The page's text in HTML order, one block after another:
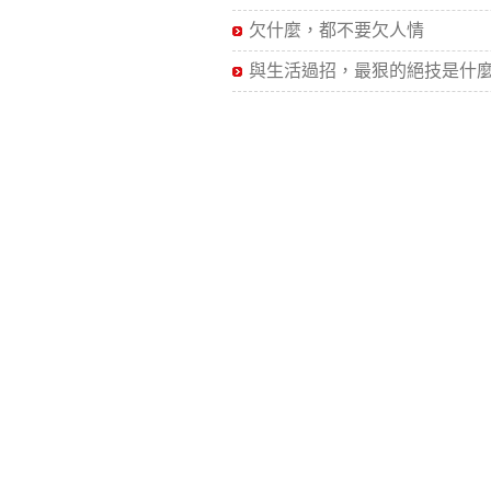
欠什麼，都不要欠人情
與生活過招，最狠的絕技是什